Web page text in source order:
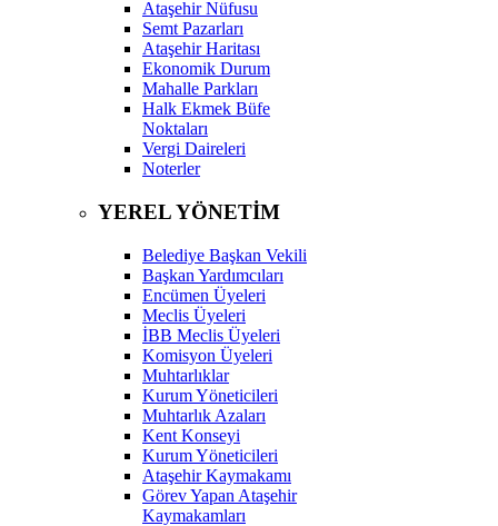
Ataşehir Nüfusu
Semt Pazarları
Ataşehir Haritası
Ekonomik Durum
Mahalle Parkları
Halk Ekmek Büfe
Noktaları
Vergi Daireleri
Noterler
YEREL YÖNETİM
Belediye Başkan Vekili
Başkan Yardımcıları
Encümen Üyeleri
Meclis Üyeleri
İBB Meclis Üyeleri
Komisyon Üyeleri
Muhtarlıklar
Kurum Yöneticileri
Muhtarlık Azaları
Kent Konseyi
Kurum Yöneticileri
Ataşehir Kaymakamı
Görev Yapan Ataşehir
Kaymakamları